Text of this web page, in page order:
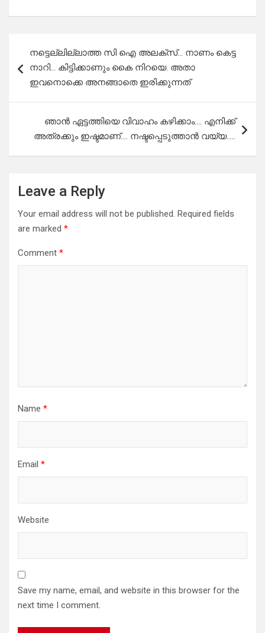
navigation
നട്ടെല്ലില്ലാത്ത സി ഐ അലക്സ്… നാണം കെട്ട
നാറി… കിട്ടിക്കാണും കൈ നിറയെ. അതാ
ഇവനൊക്കെ അനങ്ങാതെ ഇരിക്കുന്നത്
ഞാൻ ഏട്ടത്തിയെ വിവാഹം കഴിക്കാം…. എനിക്ക്
അത്രക്കും ഇഷ്ടമാണ്…. നഷ്ടപ്പെടുത്താൻ വയ്യ…..
Leave a Reply
Your email address will not be published. Required fields
are marked *
Comment *
Name *
Email *
Website
Save my name, email, and website in this browser for the
next time I comment.